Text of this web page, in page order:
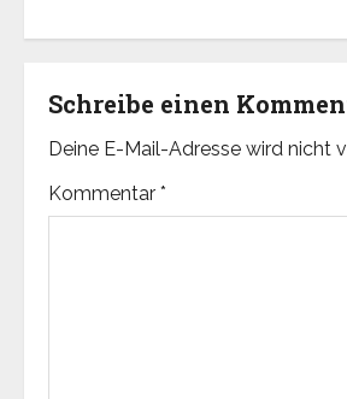
n
a
v
Schreibe einen
Deine E-Mail-Adresse wird nicht
Kommentar *